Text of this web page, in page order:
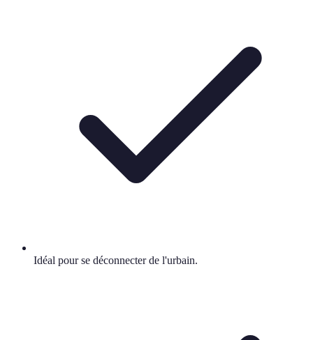
Idéal pour se déconnecter de l'urbain.